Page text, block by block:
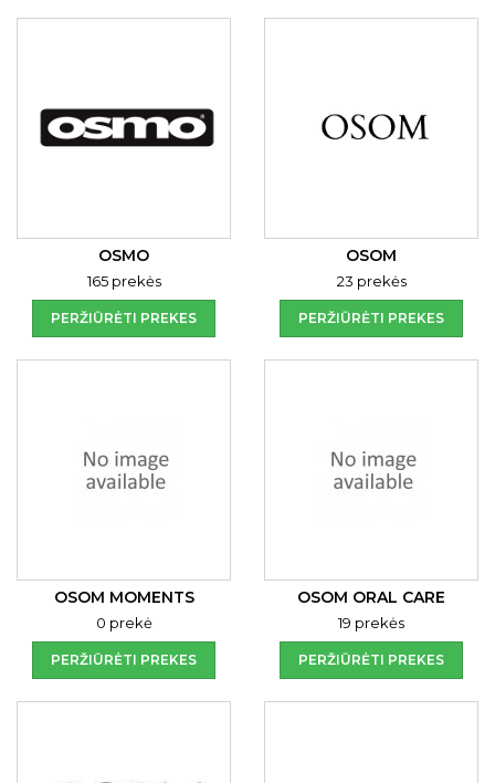
OSMO
165 prekės
PERŽIŪRĖTI PREKES
OSOM
23 prekės
PERŽIŪRĖTI PREKES
OSOM MOMENTS
0 prekė
PERŽIŪRĖTI PREKES
OSOM ORAL CARE
19 prekės
PERŽIŪRĖTI PREKES